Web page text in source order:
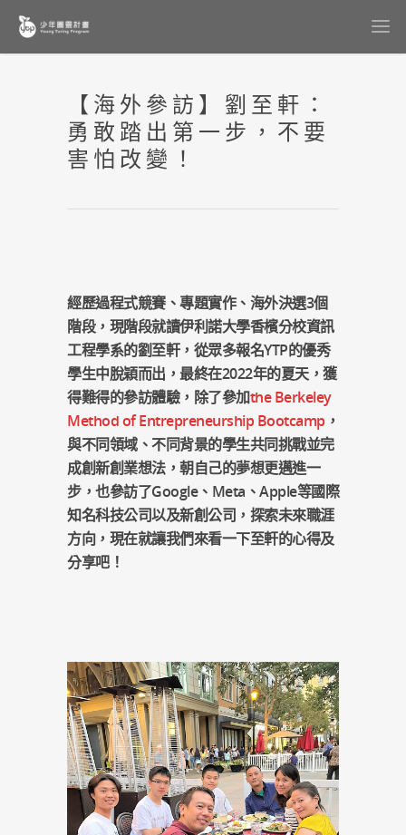
【海外參訪】劉至軒：
勇敢踏出第一步，不要
害怕改變！
經歷過程式競賽、專題實作、海外決選3個
階段，現階段就讀伊利諾大學香檳分校資訊
工程學系的劉至軒，從眾多報名YTP的優秀
學生中脫穎而出，最終在2022年的夏天，獲
得難得的參訪體驗，除了參加the Berkeley
Method of Entrepreneurship Bootcamp，
與不同領域、不同背景的學生共同挑戰並完
成創新創業想法，朝自己的夢想更邁進一
步，也參訪了Google、Meta、Apple等國際
知名科技公司以及新創公司，探索未來職涯
方向，現在就讓我們來看一下至軒的心得及
分享吧！